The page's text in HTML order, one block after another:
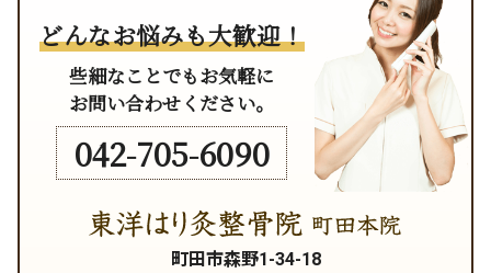
どんなお悩みも大歓迎！
些細なことでもお気軽に
お問い合わせください。
042-705-6090
町田市森野1-34-18